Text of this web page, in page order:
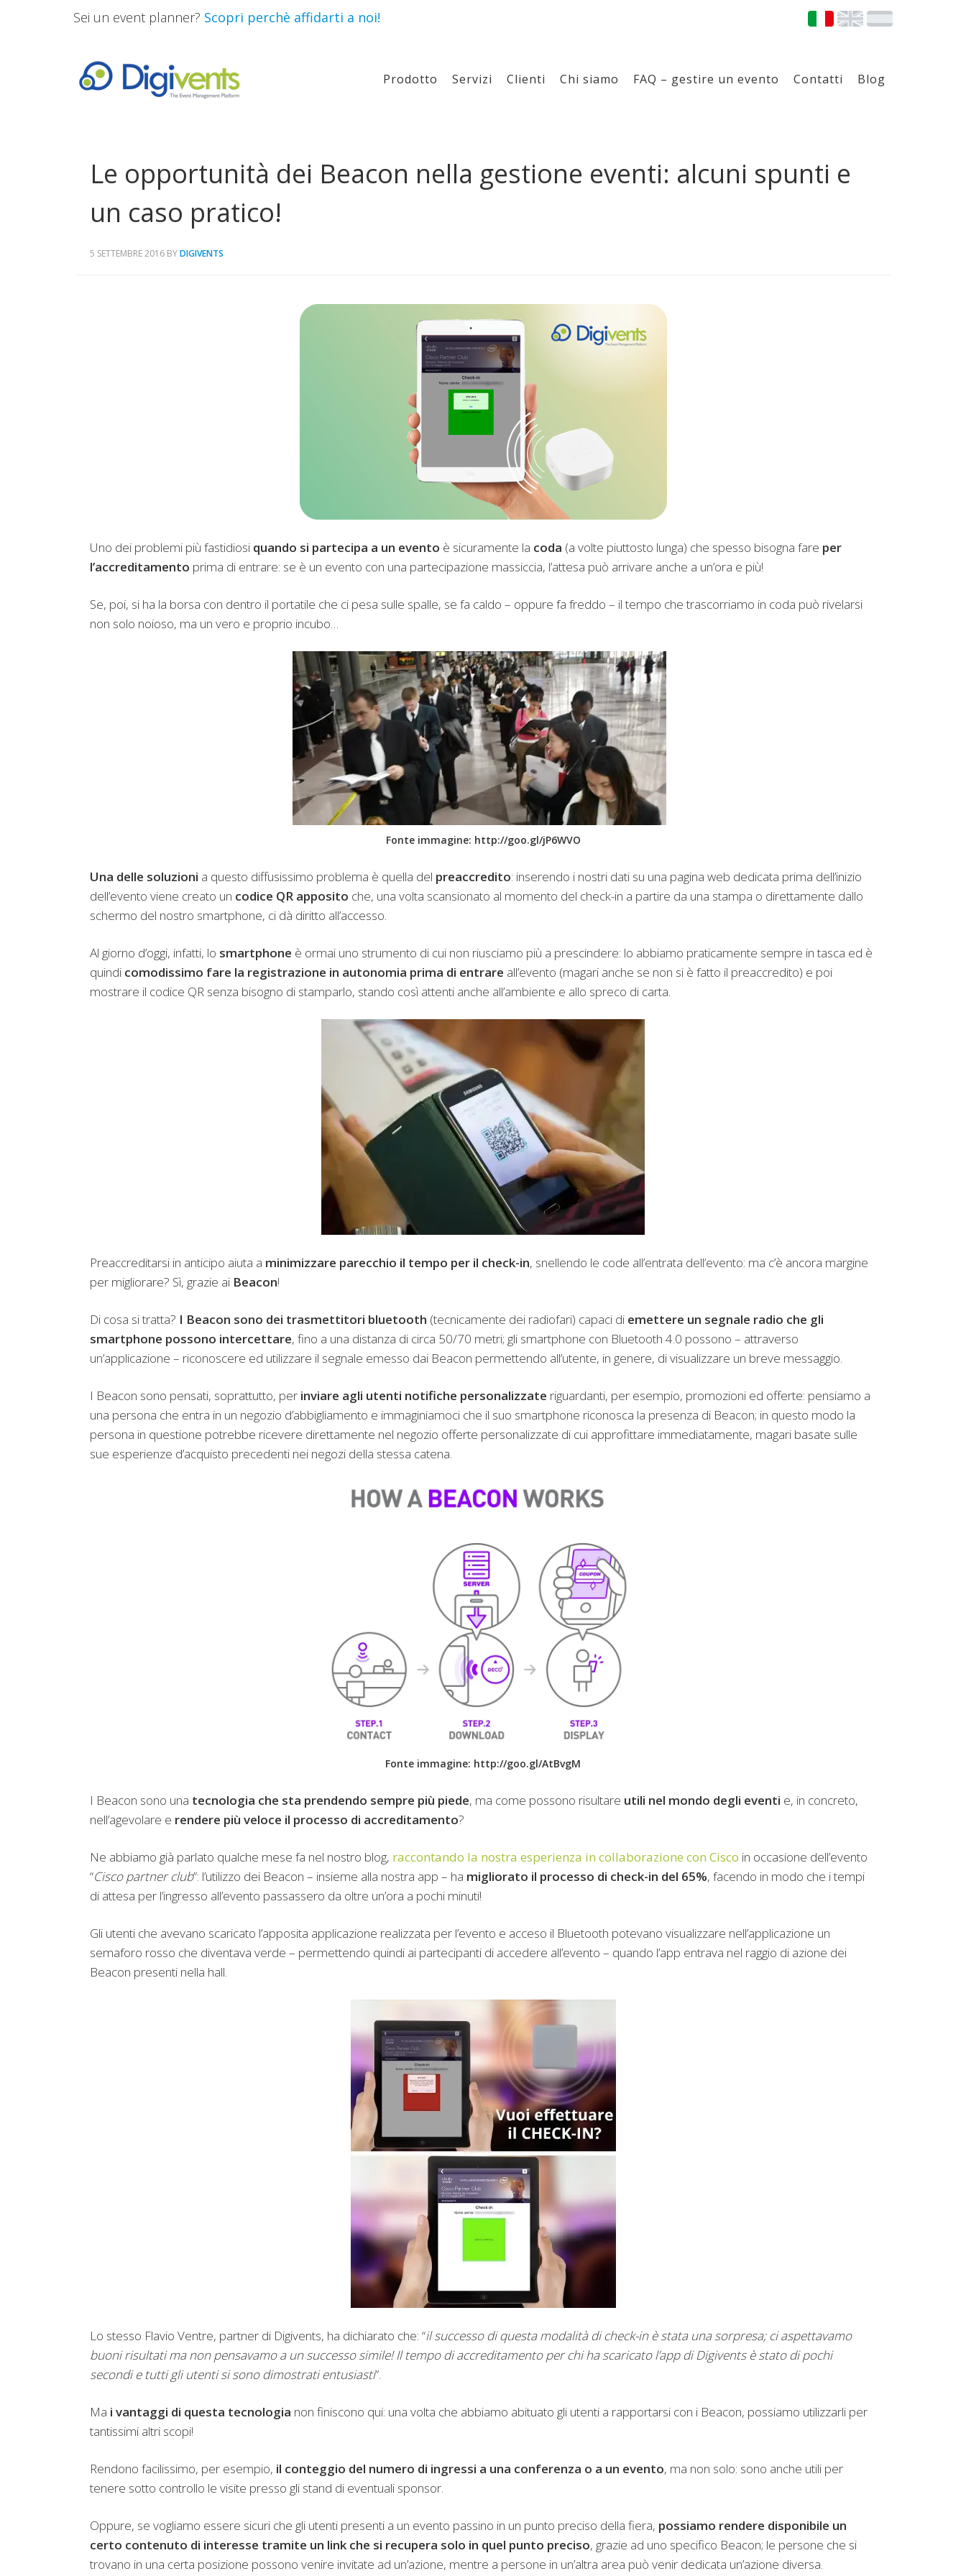
Sei un event planner? Scopri perchè affidarti a noi!
Prodotto Servizi Clienti Chi siamo FAQ – gestire un evento Contatti Blog
Le opportunità dei Beacon nella gestione eventi: alcuni spunti e
un caso pratico!
5 SETTEMBRE 2016 BYDIGIVENTS
Uno dei problemi più fastidiosi quando si partecipa a un evento è sicuramente la coda (a volte piuttosto lunga) che spesso bisogna fare per
l’accreditamento prima di entrare: se è un evento con una partecipazione massiccia, l’attesa può arrivare anche a un’ora e più!
Se, poi, si ha la borsa con dentro il portatile che ci pesa sulle spalle, se fa caldo – oppure fa freddo – il tempo che trascorriamo in coda può rivelarsi
non solo noioso, ma un vero e proprio incubo…
Fonte immagine: http://goo.gl/jP6WVO
Una delle soluzioni a questo diffusissimo problema è quella del preaccredito: inserendo i nostri dati su una pagina web dedicata prima dell’inizio
dell’evento viene creato un codice QR apposito che, una volta scansionato al momento del check-in a partire da una stampa o direttamente dallo
schermo del nostro smartphone, ci dà diritto all’accesso.
Al giorno d’oggi, infatti, lo smartphone è ormai uno strumento di cui non riusciamo più a prescindere: lo abbiamo praticamente sempre in tasca ed è
quindi comodissimo fare la registrazione in autonomia prima di entrare all’evento (magari anche se non si è fatto il preaccredito) e poi
mostrare il codice QR senza bisogno di stamparlo, stando così attenti anche all’ambiente e allo spreco di carta.
Preaccreditarsi in anticipo aiuta a minimizzare parecchio il tempo per il check-in, snellendo le code all’entrata dell’evento: ma c’è ancora margine
per migliorare? Sì, grazie ai Beacon!
Di cosa si tratta? I Beacon sono dei trasmettitori bluetooth (tecnicamente dei radiofari) capaci di emettere un segnale radio che gli
smartphone possono intercettare, fino a una distanza di circa 50/70 metri; gli smartphone con Bluetooth 4.0 possono – attraverso
un’applicazione – riconoscere ed utilizzare il segnale emesso dai Beacon permettendo all’utente, in genere, di visualizzare un breve messaggio.
I Beacon sono pensati, soprattutto, per inviare agli utenti notifiche personalizzate riguardanti, per esempio, promozioni ed offerte: pensiamo a
una persona che entra in un negozio d’abbigliamento e immaginiamoci che il suo smartphone riconosca la presenza di Beacon; in questo modo la
persona in questione potrebbe ricevere direttamente nel negozio offerte personalizzate di cui approfittare immediatamente, magari basate sulle
sue esperienze d’acquisto precedenti nei negozi della stessa catena.
Fonte immagine: http://goo.gl/AtBvgM
I Beacon sono una tecnologia che sta prendendo sempre più piede, ma come possono risultare utili nel mondo degli eventi e, in concreto,
nell’agevolare e rendere più veloce il processo di accreditamento?
Ne abbiamo già parlato qualche mese fa nel nostro blog, raccontando la nostra esperienza in collaborazione con Cisco in occasione dell’evento
“Cisco partner club”: l’utilizzo dei Beacon – insieme alla nostra app – ha migliorato il processo di check-in del 65%, facendo in modo che i tempi
di attesa per l’ingresso all’evento passassero da oltre un’ora a pochi minuti!
Gli utenti che avevano scaricato l’apposita applicazione realizzata per l’evento e acceso il Bluetooth potevano visualizzare nell’applicazione un
semaforo rosso che diventava verde – permettendo quindi ai partecipanti di accedere all’evento – quando l’app entrava nel raggio di azione dei
Beacon presenti nella hall.
Lo stesso Flavio Ventre, partner di Digivents, ha dichiarato che: “il successo di questa modalità di check-in è stata una sorpresa; ci aspettavamo
buoni risultati ma non pensavamo a un successo simile! Il tempo di accreditamento per chi ha scaricato l’app di Digivents è stato di pochi
secondi e tutti gli utenti si sono dimostrati entusiasti”.
Ma i vantaggi di questa tecnologia non finiscono qui: una volta che abbiamo abituato gli utenti a rapportarsi con i Beacon, possiamo utilizzarli per
tantissimi altri scopi!
Rendono facilissimo, per esempio, il conteggio del numero di ingressi a una conferenza o a un evento, ma non solo: sono anche utili per
tenere sotto controllo le visite presso gli stand di eventuali sponsor.
Oppure, se vogliamo essere sicuri che gli utenti presenti a un evento passino in un punto preciso della fiera, possiamo rendere disponibile un
certo contenuto di interesse tramite un link che si recupera solo in quel punto preciso, grazie ad uno specifico Beacon; le persone che si
trovano in una certa posizione possono venire invitate ad un’azione, mentre a persone in un’altra area può venir dedicata un’azione diversa.